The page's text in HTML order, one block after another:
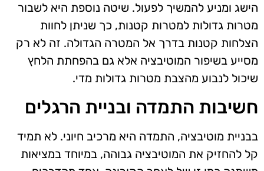
הישג ומניע להמשיך לפעול. שיטה נוספת היא לשבור
מטרות גדולות למטרות קטנות, כך שניתן לחוות
הצלחות קטנות בדרך אל המטרה הגדולה. זה לא רק
מסייע בשיפור המוטיבציה אלא גם בהפחתת הלחץ
שיכול לנבוע מהצבת מטרות גדולות מדי.
חשיבות התמדה ובניית הרגלים
בבניית מוטיבציה, התמדה היא מרכיב חיוני. לא תמיד
קל להחזיק את המוטיבציה גבוהה, במיוחד במציאות